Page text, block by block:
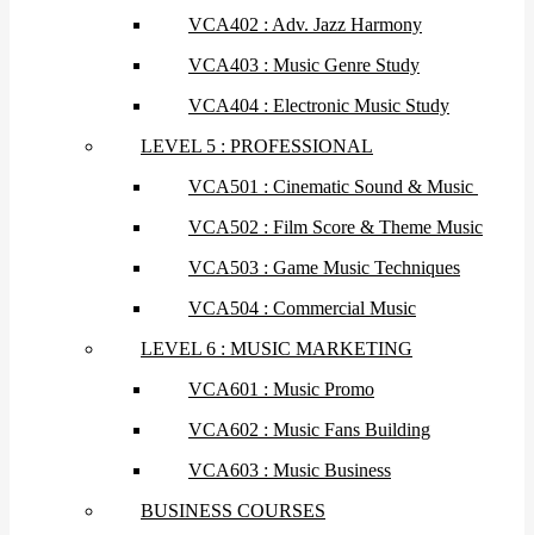
VCA402 : Adv. Jazz Harmony
VCA403 : Music Genre Study
VCA404 : Electronic Music Study
LEVEL 5 : PROFESSIONAL
VCA501 : Cinematic Sound & Music
VCA502 : Film Score & Theme Music
VCA503 : Game Music Techniques
VCA504 : Commercial Music
LEVEL 6 : MUSIC MARKETING
VCA601 : Music Promo
VCA602 : Music Fans Building
VCA603 : Music Business
BUSINESS COURSES